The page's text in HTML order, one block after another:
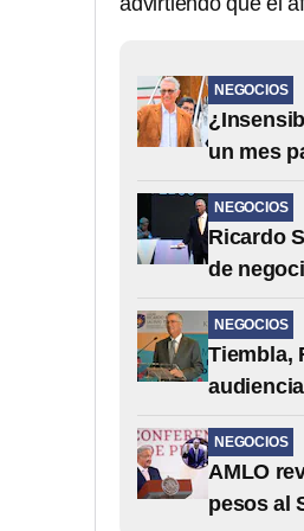
NEGOCIOS
un mes
NEGOCIOS
Ricardo
de
NEGOCIOS
Tiembla,
NEGOCIOS
AMLO
pesos al